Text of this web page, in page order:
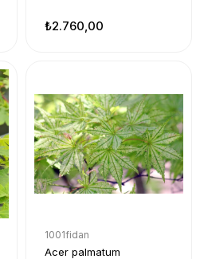
₺2.760,00
1001fidan
Acer palmatum